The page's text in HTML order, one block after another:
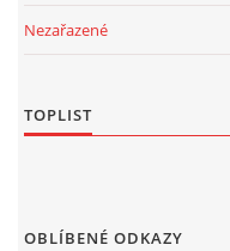
Nezařazené
TOPLIST
OBLÍBENÉ ODKAZY